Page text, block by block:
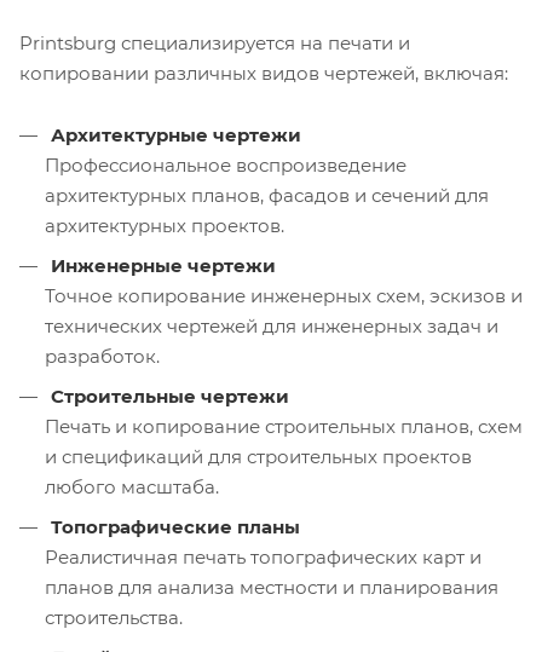
Printsburg специализируется на печати и
копировании различных видов чертежей, включая:
Архитектурные чертежи
Профессиональное воспроизведение
архитектурных планов, фасадов и сечений для
архитектурных проектов.
Инженерные чертежи
Точное копирование инженерных схем, эскизов и
технических чертежей для инженерных задач и
разработок.
Строительные чертежи
Печать и копирование строительных планов, схем
и спецификаций для строительных проектов
любого масштаба.
Топографические планы
Реалистичная печать топографических карт и
планов для анализа местности и планирования
строительства.